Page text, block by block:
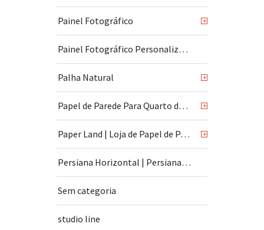
Painel Fotográfico +
Painel Fotográfico Personalizado
Palha Natural +
Papel de Parede Para Quarto de Bebê +
Paper Land | Loja de Papel de Parede | São Paulo +
Persiana Horizontal | Persiana Vertical
Sem categoria
studio line